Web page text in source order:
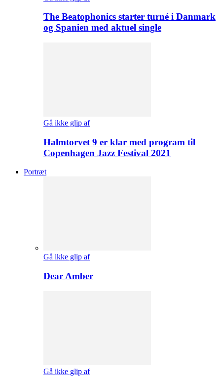
The Beatophonics starter turné i Danmark
og Spanien med aktuel single
Gå ikke glip af
Halmtorvet 9 er klar med program til
Copenhagen Jazz Festival 2021
Portræt
Gå ikke glip af
Dear Amber
Gå ikke glip af